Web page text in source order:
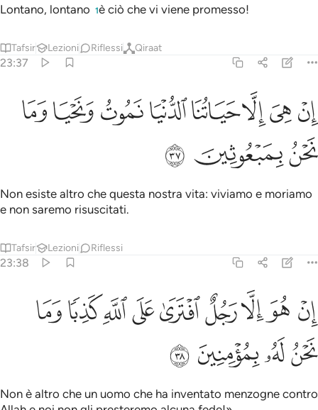
Lontano, lontano 1è ciò che vi viene promesso!
Tafsir Lezioni Riflessi Qiraat
23:37
ان هي الا حياتنا الدنيا نموت ونحيا وما نحن بمبعوثين ٣٧
إِنْ هِىَ إِلَّا حَيَاتُنَا ٱلدُّنْيَا نَمُوتُ وَنَحْيَا وَمَا نَحْنُ بِمَبْعُوثِينَ ٣٧
ﲫﲬﲭﲮﲯﲰﲱﲲ
ﲳﲴ ﲵ
Non esiste altro che questa nostra vita: viviamo e moriamo
e non saremo risuscitati.
Tafsir Lezioni Riflessi
23:38
ان هو الا رجل افترى على الله كذبا وما نحن له بمومنين ٣٨
إِنْ هُوَ إِلَّا رَجُلٌ ٱفْتَرَىٰ عَلَى ٱللَّهِ كَذِبًۭا وَمَا نَحْنُ لَهُۥ بِمُؤْمِنِينَ ٣٨
ﲶ ﲷﲸﲹﲺﲻﲼﲽﲾ
ﲿﳀﳁ ﳂ
Non è altro che un uomo che ha inventato menzogne contro